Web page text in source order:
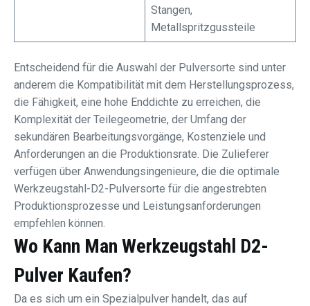
Stangen,
Metallspritzgussteile
Entscheidend für die Auswahl der Pulversorte sind unter
anderem die Kompatibilität mit dem Herstellungsprozess,
die Fähigkeit, eine hohe Enddichte zu erreichen, die
Komplexität der Teilegeometrie, der Umfang der
sekundären Bearbeitungsvorgänge, Kostenziele und
Anforderungen an die Produktionsrate. Die Zulieferer
verfügen über Anwendungsingenieure, die die optimale
Werkzeugstahl-D2-Pulversorte für die angestrebten
Produktionsprozesse und Leistungsanforderungen
empfehlen können.
Wo Kann Man Werkzeugstahl D2-
Pulver Kaufen?
Da es sich um ein Spezialpulver handelt, das auf